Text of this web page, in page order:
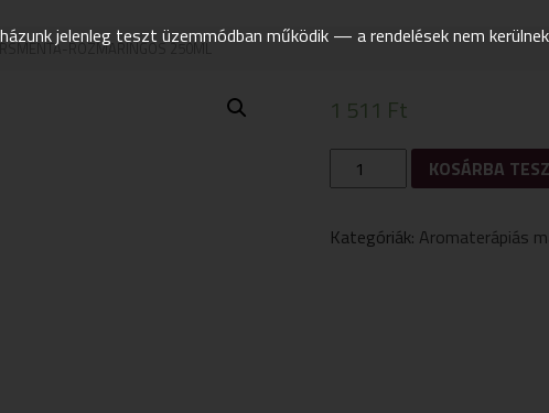
ROZMARINGOS 250ML
1 511 Ft
YAMUNA
NÖVÉNYI
ROZMARINGOS
KOSÁRBA
Kategóriák: Aromaterápiás
jelenleg teszt üzemmódban működik — a rendelések nem